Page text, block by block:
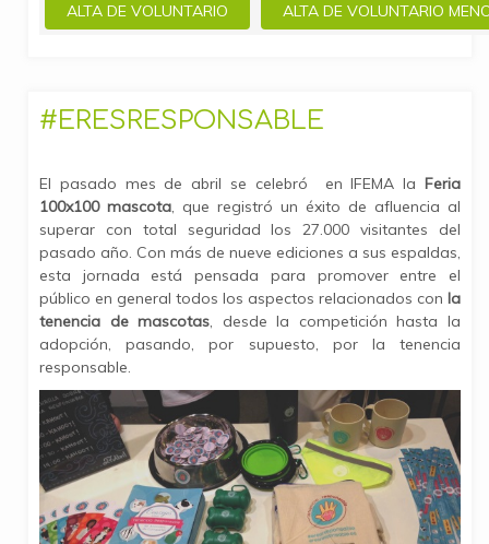
ALTA DE VOLUNTARIO ALTA DE VOLUNTARIO
#ERESRESPONSABLE
El pasado mes de abril se celebró en IFEMA la Feria
100x100 mascota, que registró un éxito de afluencia al
superar con total seguridad los 27.000 visitantes del
pasado año. Con más de nueve ediciones a sus espaldas,
esta jornada está pensada para promover entre el
público en general todos los aspectos relacionados con la
tenencia de mascotas, desde la competición hasta la
adopción, pasando, por supuesto, por la tenencia
responsable.